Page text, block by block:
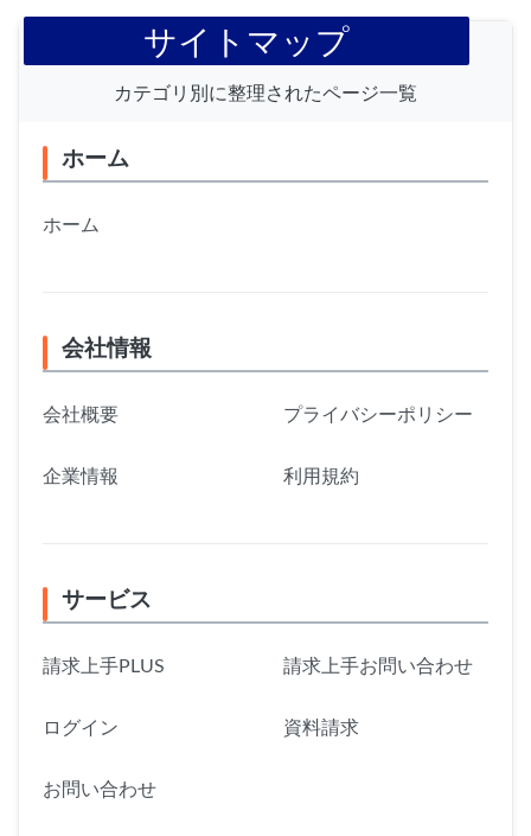
サイトマップ
カテゴリ別に整理されたページ一覧
ホーム
ホーム
会社情報
会社概要
企業情報
プライバシーポリシー
利用規約
サービス
請求上手PLUS
ログイン
お問い合わせ
請求上手お問い合わせ
資料請求